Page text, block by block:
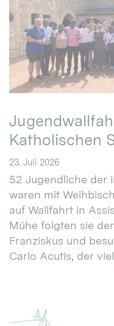
Katholischen
23. Juli 2026
52 Jugendliche der
waren mit
auf Wallfahrt in
Mühe folgten sie
Franziskus und
Carlo Acutis, der